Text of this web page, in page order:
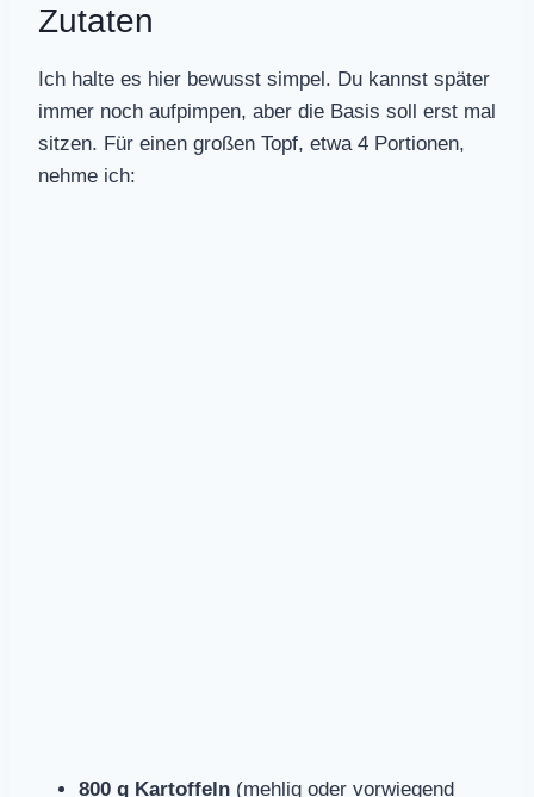
Zutaten
Ich halte es hier bewusst simpel. Du kannst später
immer noch aufpimpen, aber die Basis soll erst mal
sitzen. Für einen großen Topf, etwa 4 Portionen,
nehme ich:
800 g Kartoffeln (mehlig oder vorwiegend